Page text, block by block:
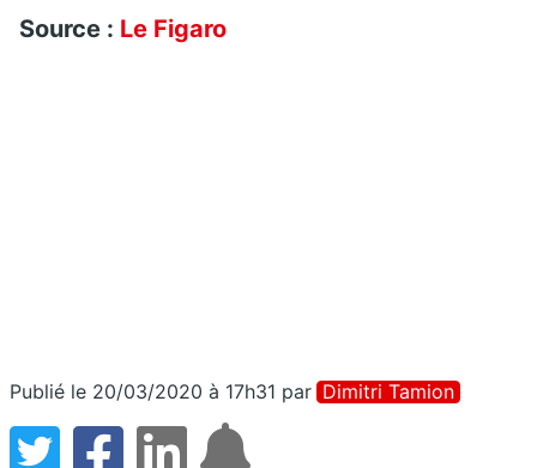
Source : Le Figaro
Publié le 20/03/2020 à 17h31 par Dimitri Tamion